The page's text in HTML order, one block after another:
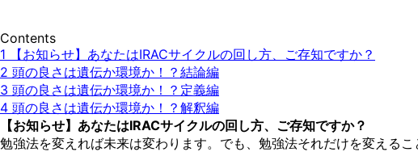
Contents
1 【お知らせ】あなたはIRACサイクルの回し方、ご存知ですか？
2 頭の良さは遺伝か環境か！？結論編
3 頭の良さは遺伝か環境か！？定義編
4 頭の良さは遺伝か環境か！？解釈編
【お知らせ】あなたはIRACサイクルの回し方、ご存知ですか？
勉強法を変えれば未来は変わります。でも、勉強法それだけを変える